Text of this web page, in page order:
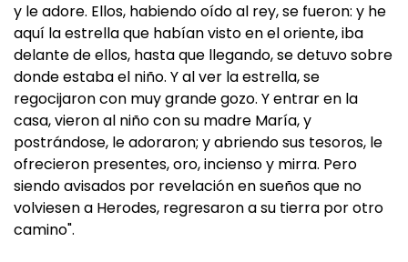
y le adore. Ellos, habiendo oído al rey, se fueron: y he
aquí la estrella que habían visto en el oriente, iba
delante de ellos, hasta que llegando, se detuvo sobre
donde estaba el niño. Y al ver la estrella, se
regocijaron con muy grande gozo. Y entrar en la
casa, vieron al niño con su madre María, y
postrándose, le adoraron; y abriendo sus tesoros, le
ofrecieron presentes, oro, incienso y mirra. Pero
siendo avisados por revelación en sueños que no
volviesen a Herodes, regresaron a su tierra por otro
camino".